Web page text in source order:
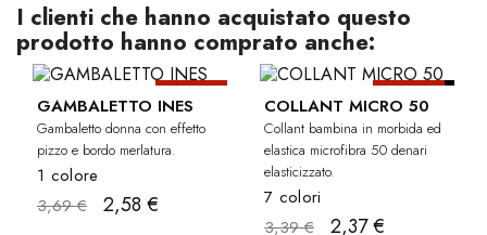
I clienti che hanno acquistato questo
prodotto hanno comprato anche:
GAMBALETTO INES
Gambaletto donna con effetto
pizzo e bordo merlatura.
1 colore
3,69 €
2,58 €
COLLANT MICRO 50
Collant bambina in morbida ed
elastica microfibra 50 denari
elasticizzato.
7 colori
3,39 €
2,37 €